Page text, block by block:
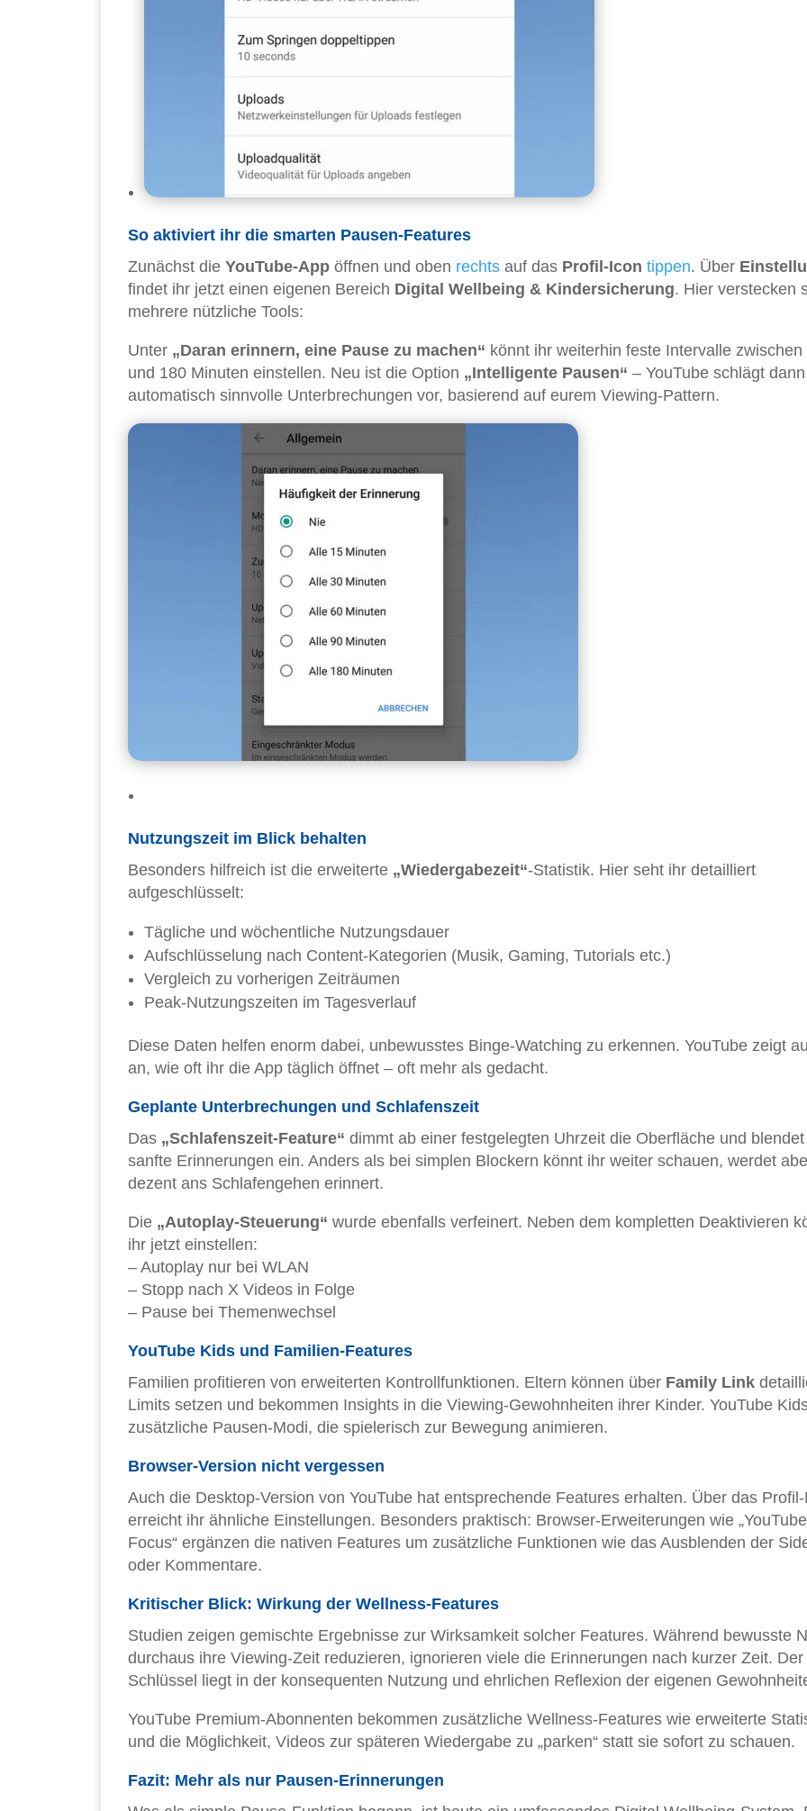
So aktiviert ihr die smarten Pausen-Features
Zunächst die YouTube-App öffnen und oben rechts auf das Profil-Icon tippen. Über
findet ihr jetzt einen eigenen Bereich Digital Wellbeing & Kindersicherung. Hier verstecken
mehrere nützliche Tools:
Unter „Daran erinnern, eine Pause zu machen“ könnt ihr weiterhin feste Intervalle zwischen
und 180 Minuten einstellen. Neu ist die Option „Intelligente Pausen“ – YouTube schlägt dann
automatisch sinnvolle Unterbrechungen vor, basierend auf eurem Viewing-Pattern.
Nutzungszeit im Blick behalten
Besonders hilfreich ist die erweiterte „Wiedergabezeit“-Statistik. Hier seht ihr detailliert
aufgeschlüsselt:
Tägliche und wöchentliche Nutzungsdauer
Aufschlüsselung nach Content-Kategorien (Musik, Gaming, Tutorials etc.)
Vergleich zu vorherigen Zeiträumen
Peak-Nutzungszeiten im Tagesverlauf
Diese Daten helfen enorm dabei, unbewusstes Binge-Watching zu erkennen. YouTube zeigt
an, wie oft ihr die App täglich öffnet – oft mehr als gedacht.
Geplante Unterbrechungen und Schlafenszeit
Das „Schlafenszeit-Feature“ dimmt ab einer festgelegten Uhrzeit die Oberfläche und blendet
sanfte Erinnerungen ein. Anders als bei simplen Blockern könnt ihr weiter schauen, werdet
dezent ans Schlafengehen erinnert.
Die „Autoplay-Steuerung“ wurde ebenfalls verfeinert. Neben dem kompletten Deaktivieren
ihr jetzt einstellen:
– Autoplay nur bei WLAN
– Stopp nach X Videos in Folge
– Pause bei Themenwechsel
YouTube Kids und Familien-Features
Familien profitieren von erweiterten Kontrollfunktionen. Eltern können über Family Link
Limits setzen und bekommen Insights in die Viewing-Gewohnheiten ihrer Kinder. YouTube
zusätzliche Pausen-Modi, die spielerisch zur Bewegung animieren.
Browser-Version nicht vergessen
Auch die Desktop-Version von YouTube hat entsprechende Features erhalten. Über das
erreicht ihr ähnliche Einstellungen. Besonders praktisch: Browser-Erweiterungen wie „YouTube
Focus“ ergänzen die nativen Features um zusätzliche Funktionen wie das Ausblenden der
oder Kommentare.
Kritischer Blick: Wirkung der Wellness-Features
Studien zeigen gemischte Ergebnisse zur Wirksamkeit solcher Features. Während bewusste
durchaus ihre Viewing-Zeit reduzieren, ignorieren viele die Erinnerungen nach kurzer Zeit. Der
Schlüssel liegt in der konsequenten Nutzung und ehrlichen Reflexion der eigenen
YouTube Premium-Abonnenten bekommen zusätzliche Wellness-Features wie erweiterte
und die Möglichkeit, Videos zur späteren Wiedergabe zu „parken“ statt sie sofort zu schauen.
Fazit: Mehr als nur Pausen-Erinnerungen